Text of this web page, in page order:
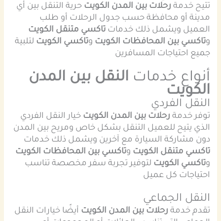
تتيح خدمة رحلات بين المدن الكويت حرية التنقل بين أي
مدينة أو محافظة حسب جدول الرحلات أو طلب
العميل ويشمل ذلك خدماتتاكسي متنقل الكويت
وتاكسي بين المحافظات الكويت وتاكسي الكويت لتلبية
جميع احتياجات المسافرين
أنواع خدمات النقل بين المدن
الكويت
النقل الفردي
توفر خدمة رحلات بين المدن الكويت خيار النقل الفردي
الذي يتيح للعميل التنقل بشكل خاص ومريح بين المدن
دون مشاركة السيارة مع آخرين ويشمل ذلك خدمات
تاكسي متنقل الكويت وتاكسي بين المحافظات الكويت
وتاكسي الكويت لتوفير تجربة سفر مخصصة تناسب
احتياجات كل عميل
النقل الجماعي
تقدم خدمة رحلات بين المدن الكويت أيضًا خيارات النقل